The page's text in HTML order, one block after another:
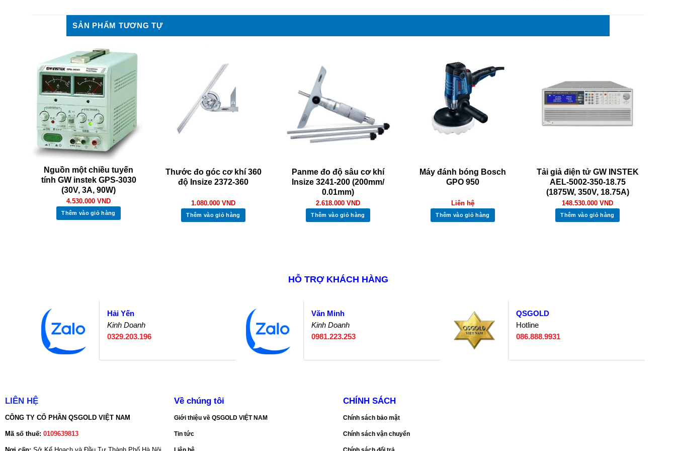
SẢN PHẨM TƯƠNG TỰ
Nguồn một chiều tuyến
tính GW instek GPS-3030
(30V, 3A, 90W)
4.530.000 VND
Thêm vào giỏ hàng
Thước đo góc cơ khí 360
độ Insize 2372-360
1.080.000 VND
Thêm vào giỏ hàng
Panme đo độ sâu cơ khí
Insize 3241-200 (200mm/
0.01mm)
2.618.000 VND
Thêm vào giỏ hàng
Máy đánh bóng Bosch
GPO 950
Liên hệ
Thêm vào giỏ hàng
Tải giả điện tử GW INSTEK
AEL-5002-350-18.75
(1875W, 350V, 18.75A)
148.530.000 VND
Thêm vào giỏ hàng
HỖ TRỢ KHÁCH HÀNG
Hải Yến
Kinh Doanh
0329.203.196
Văn Minh
Kinh Doanh
0981.223.253
QSGOLD
Hotline
086.888.9931
LIÊN HỆ
CÔNG TY CỔ PHẦN QSGOLD VIỆT NAM
Mã số thuế: 0109639813
Về chúng tôi
Giới thiệu về QSGOLD VIỆT NAM
Tin tức
CHÍNH SÁCH
Chính sách bảo mật
Chính sách vận chuyển